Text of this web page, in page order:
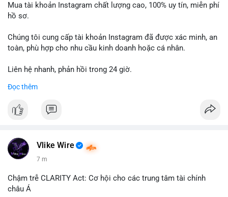
Mua tài khoản Instagram chất lượng cao, 100% uy tín, miễn phí
hồ sơ.
Chúng tôi cung cấp tài khoản Instagram đã được xác minh, an
toàn, phù hợp cho nhu cầu kinh doanh hoặc cá nhân.
Liên hệ nhanh, phản hồi trong 24 giờ.
📞 WhatsApp: +1 660 215-8938
Đọc thêm
Vlike Wire
7 m
Chậm trễ CLARITY Act: Cơ hội cho các trung tâm tài chính
châu Á